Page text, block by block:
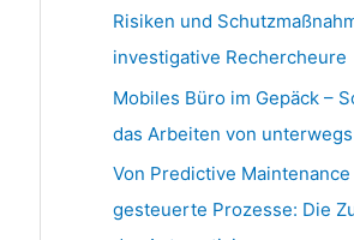
Risiken und
investigative Rechercheure
Mobiles Büro im Gepäck –
das Arbeiten von unterwegs
Von Predictive
gesteuerte Prozesse: Die